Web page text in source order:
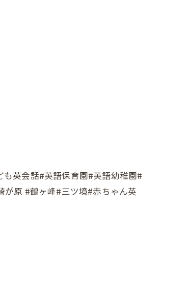
英会話#英語保育園#英語幼稚園#
原 #鶴ヶ峰#三ツ境#赤ちゃん英